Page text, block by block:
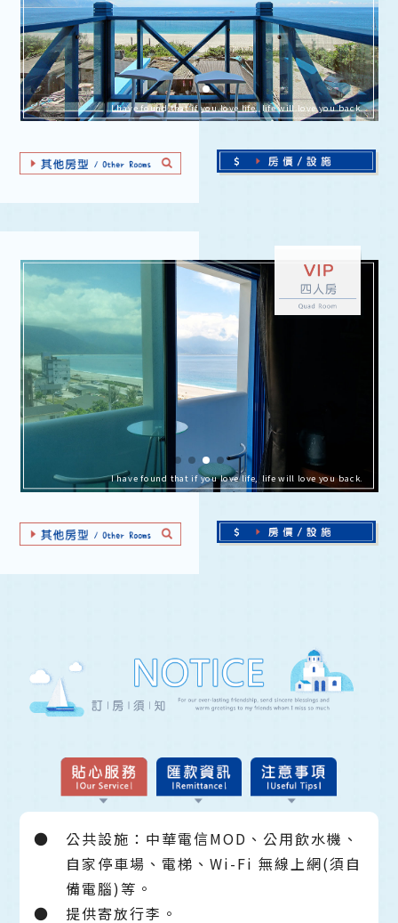
I have found that if you love life, life will love you back.
I have found that if you love life, life will love you back.
● 公共設施：中華電信MOD、公用飲水機、
自家停車場、電梯、Wi-Fi 無線上網(須自
備電腦)等。
●提供寄放行李。